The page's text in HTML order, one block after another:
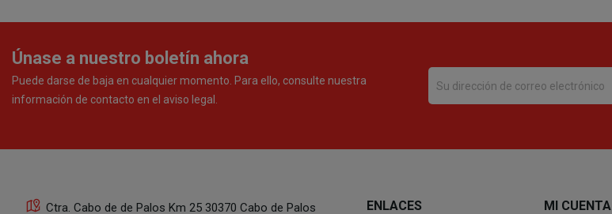
Únase a nuestro boletín ahora
Puede darse de baja en cualquier momento. Para ello, consulte nuestra
información de contacto en el aviso legal.
Ctra. Cabo de de Palos Km 25 30370 Cabo de Palos ENLACES MI CUENTA